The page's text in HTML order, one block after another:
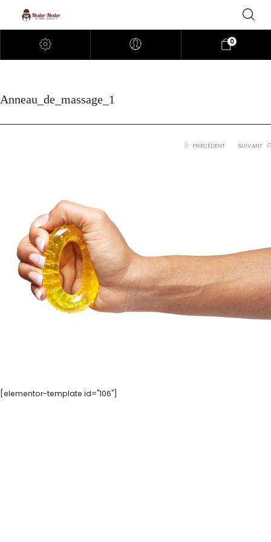
0
Anneau_de_massage_1
PRÉCÉDENT SUIVANT
[elementor-template id="106"]